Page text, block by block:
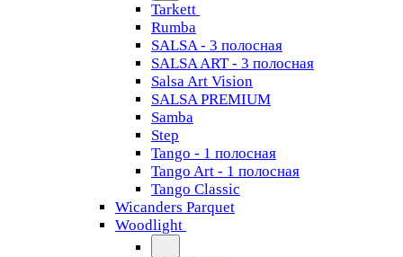
Tarkett
Rumba
SALSA - 3 полосная
SALSA ART - 3 полосная
Salsa Art Vision
SALSA PREMIUM
Samba
Step
Tango - 1 полосная
Tango Art - 1 полосная
Tango Classiс
Wicanders Parquet
Woodlight